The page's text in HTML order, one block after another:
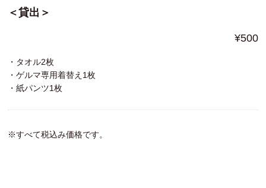
＜貸出＞
¥500
・タオル2枚
・ゲルマ専用着替え1枚
・紙パンツ1枚
※すべて税込み価格です。